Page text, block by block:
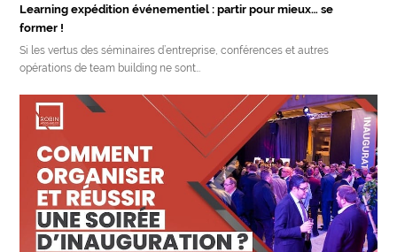
Learning expédition événementiel : partir pour mieux… se
former !
Si les vertus des séminaires d’entreprise, conférences et autres
opérations de team building ne sont…